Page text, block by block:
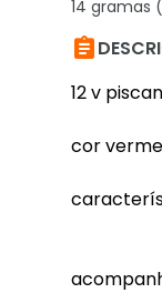
14 gramas

12 v
cor